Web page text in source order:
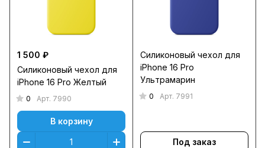
1 500 ₽
Силиконовый чехол для
iPhone 16 Pro Желтый
0 Арт. 7990
В корзину
Силиконовый чехол для
iPhone 16 Pro
Ультрамарин
0 Арт. 7991
Под заказ